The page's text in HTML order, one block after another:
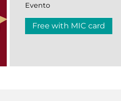
Evento
Free with MIC card